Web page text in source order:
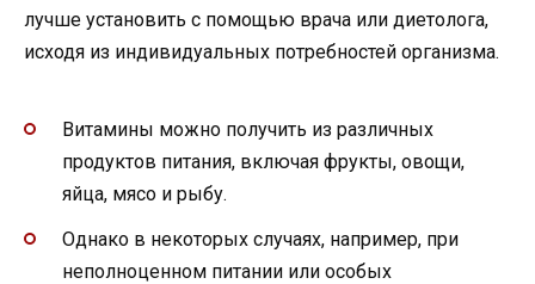
лучше установить с помощью врача или диетолога,
исходя из индивидуальных потребностей организма.
Витамины можно получить из различных
продуктов питания, включая фрукты, овощи,
яйца, мясо и рыбу.
Однако в некоторых случаях, например, при
неполноценном питании или особых